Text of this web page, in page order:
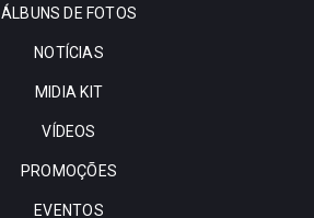
ÁLBUNS DE FOTOS
NOTÍCIAS
MIDIA KIT
VÍDEOS
PROMOÇÕES
EVENTOS